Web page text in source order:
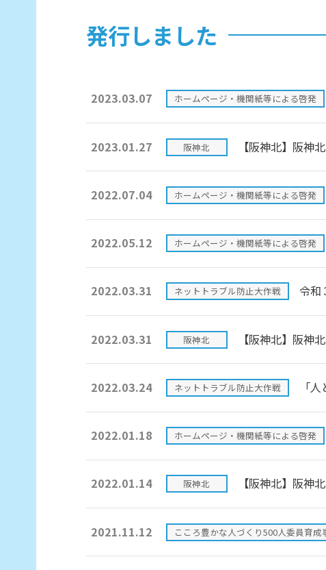
発行しました
2023.03.07 ホームページ・機関紙等による啓発
2023.01.27 阪神北 【阪神北】阪神
2022.07.04 ホームページ・機関紙等による啓発
2022.05.12 ホームページ・機関紙等による啓発
2022.03.31 ネットトラブル防止大作戦 令和
2022.03.31 阪神北 【阪神北】阪神
2022.03.24 ネットトラブル防止大作戦 「
2022.01.18 ホームページ・機関紙等による啓発
2022.01.14 阪神北 【阪神北】阪神
2021.11.12 こころ豊かな人づくり500人委員育成